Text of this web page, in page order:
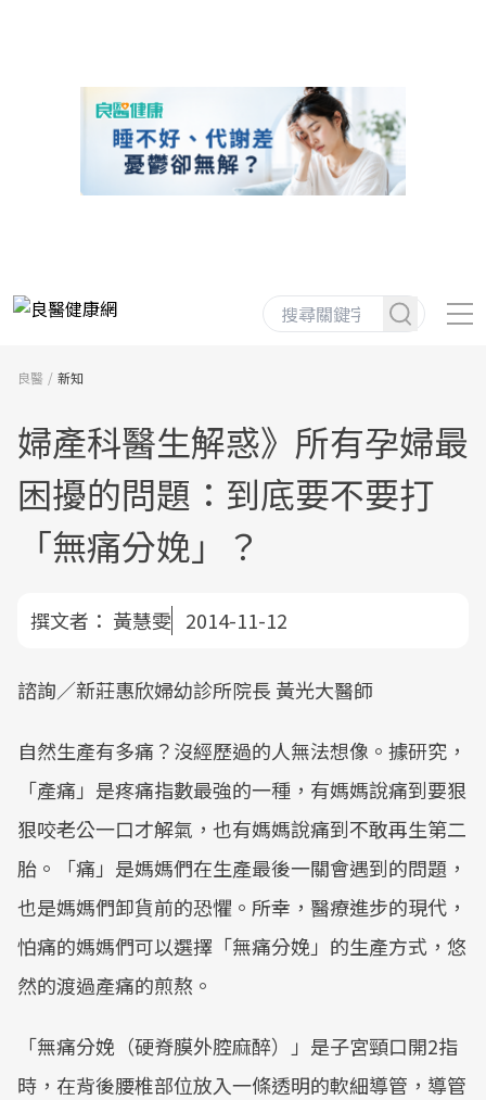
良醫 新知
婦產科醫生解惑》所有孕婦最
困擾的問題：到底要不要打
「無痛分娩」？
撰文者： 黃慧雯 2014-11-12
諮詢／新莊惠欣婦幼診所院長 黃光大醫師
自然生產有多痛？沒經歷過的人無法想像。據研究，
「產痛」是疼痛指數最強的一種，有媽媽說痛到要狠
狠咬老公一口才解氣，也有媽媽說痛到不敢再生第二
胎。「痛」是媽媽們在生產最後一關會遇到的問題，
也是媽媽們卸貨前的恐懼。所幸，醫療進步的現代，
怕痛的媽媽們可以選擇「無痛分娩」的生產方式，悠
然的渡過產痛的煎熬。
「無痛分娩（硬脊膜外腔麻醉）」是子宮頸口開2指
時，在背後腰椎部位放入一條透明的軟細導管，導管